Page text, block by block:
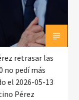
retrasar las
no pedí más
el 2026-05-13
Pérez